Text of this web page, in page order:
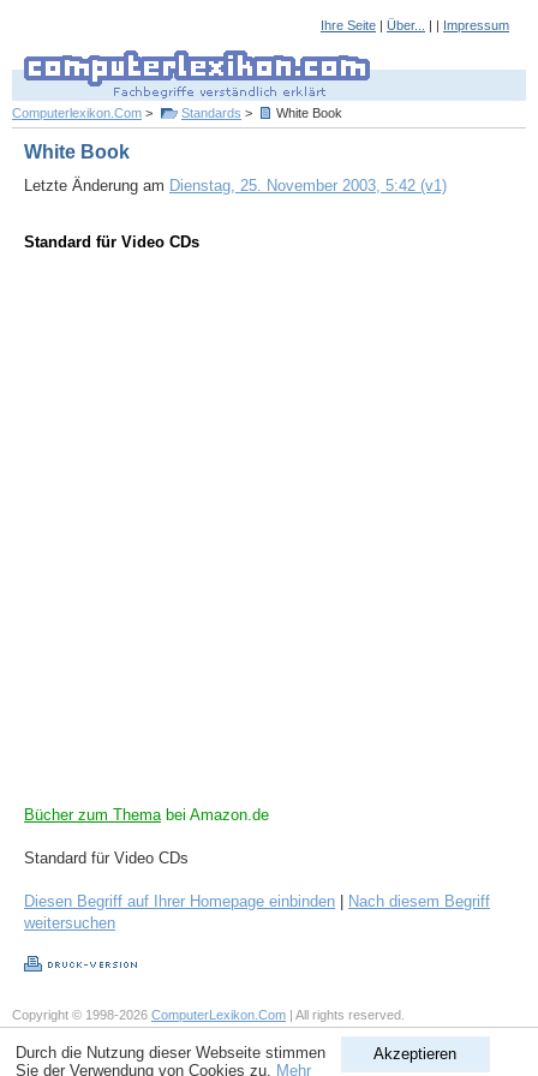
Ihre Seite | Über... | | Impressum
Computerlexikon.Com > Standards > White Book
White Book
Letzte Änderung am Dienstag, 25. November 2003, 5:42 (v1)
Standard für Video CDs
Bücher zum Themabei Amazon.de
Standard für Video CDs
Diesen Begriff auf Ihrer Homepage einbinden
Nach diesem Begriff
weitersuchen
Akzeptieren
Durch die Nutzung dieser Webseite stimmen
Sie der Verwendung von Cookies zu. Mehr
Copyright © 1998-2026 ComputerLexikon.Com | All rights reserved.